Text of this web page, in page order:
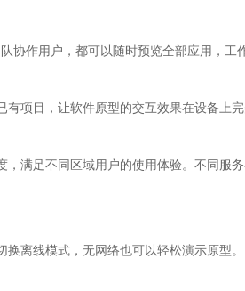
协作用户，都可以随时预览全部应用，工
项目，让软件原型的交互效果在设备上完
满足不同区域用户的使用体验。不同服
离线模式，无网络也可以轻松演示原型。